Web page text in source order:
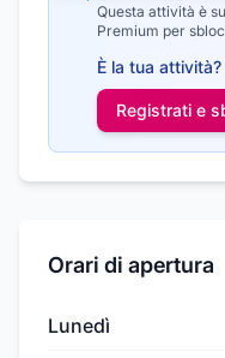
Questa attività è
Premium per
È la tua attività?
Registrati e
Orari di apertura
Lunedì